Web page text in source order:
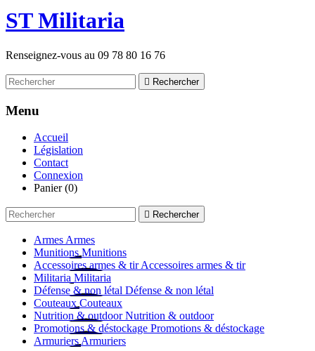
STMilitaria
Renseignez-vous au 09 78 80 16 76
 Rechercher
Menu
Accueil
Législation
Contact
Connexion
Panier (0)
 Rechercher
Armes Armes
Munitions Munitions
Accessoires armes & tir Accessoires armes & tir
Militaria Militaria
Défense & non létal Défense & non létal
Couteaux Couteaux
Nutrition & outdoor Nutrition & outdoor
Promotions & déstockage Promotions & déstockage
Armuriers Armuriers